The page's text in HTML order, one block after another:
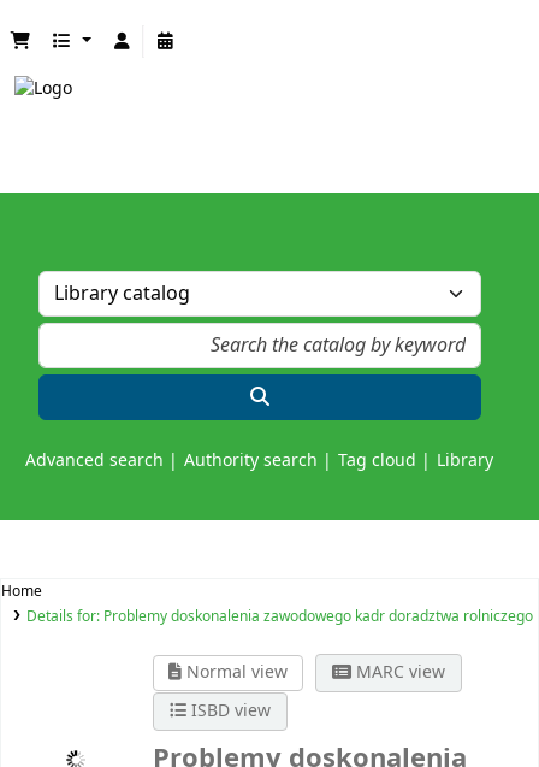
Advanced search Authority search Tag cloud Library
Home
Details for: Problemy doskonalenia zawodowego kadr doradztwa rolniczego
Normal view
MARC view
ISBD view
Problemy doskonalenia